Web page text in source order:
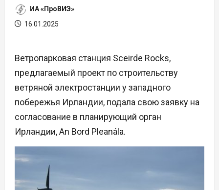
ИА «ПроВИЭ»
16.01.2025
Ветропарковая станция Sceirde Rocks,
предлагаемый проект по строительству
ветряной электростанции у западного
побережья Ирландии, подала свою заявку на
согласование в планирующий орган
Ирландии, An Bord Pleanála.